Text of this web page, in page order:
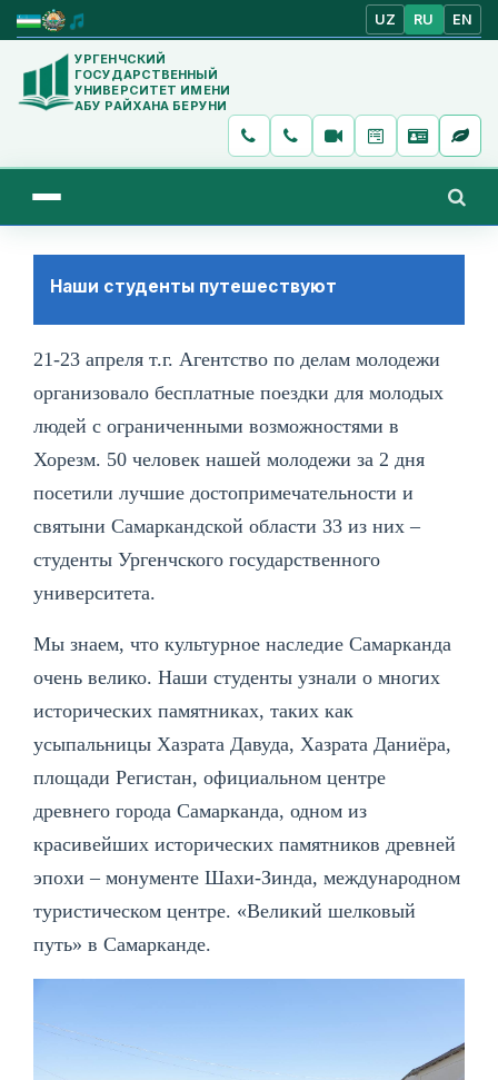
UZ RU EN
УРГЕНЧСКИЙ
ГОСУДАРСТВЕННЫЙ
УНИВЕРСИТЕТ ИМЕНИ
АБУ РАЙХАНА БЕРУНИ
Наши студенты путешествуют
21-23 апреля т.г. Агентство по делам молодежи
организовало бесплатные поездки для молодых
людей с ограниченными возможностями в
Хорезм. 50 человек нашей молодежи за 2 дня
посетили лучшие достопримечательности и
святыни Самаркандской области 33 из них –
студенты Ургенчского государственного
университета.
Мы знаем, что культурное наследие Самарканда
очень велико. Наши студенты узнали о многих
исторических памятниках, таких как
усыпальницы Хазрата Давуда, Хазрата Даниёра,
площади Регистан, официальном центре
древнего города Самарканда, одном из
красивейших исторических памятников древней
эпохи – монументе Шахи-Зинда, международном
туристическом центре. «Великий шелковый
путь» в Самарканде.